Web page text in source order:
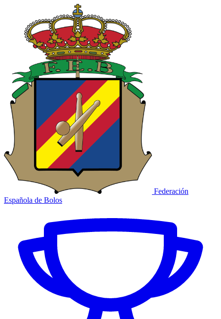
Federación
Española de Bolos